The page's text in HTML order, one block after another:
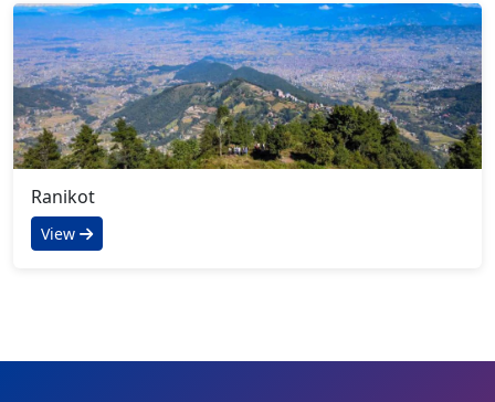
Ranikot
View